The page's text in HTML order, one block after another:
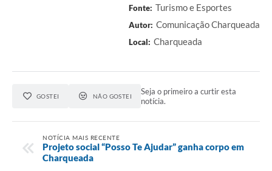
Fonte: Turismo e Esportes
Autor: Comunicação Charqueada
Local: Charqueada
GOSTEI NÃO GOSTEI
Seja o primeiro a curtir esta
notícia.
NOTÍCIA MAIS RECENTE
Projeto social “Posso Te Ajudar” ganha corpo em
Charqueada